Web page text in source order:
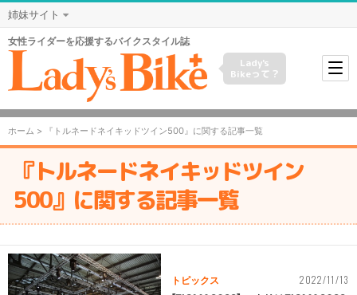
姉妹サイト
女性ライダーを応援するバイクスタイル誌
Lady's
Bikeって？
ホーム > 『トルネードネイキッドツイン500』に関する記事一覧
『トルネードネイキッドツイン
500』に関する記事一覧
トピックス 2022/11/13